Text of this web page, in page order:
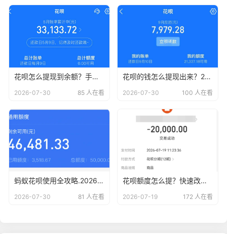
花呗怎么提现到余额？手把手教你正确姿势，小白必看！
2026-07-30 85 人在看
花呗的钱怎么提现出来？2026年最新宝藏攻略，手把手教你快速搞定！
2026-07-30 100 人在看
蚂蚁花呗使用全攻略.2026版最新15种方法解析与风险警示
2026-07-30 81 人在看
花呗额度怎么提？快速改善资金周转的合规方法
2026-07-19 172 人在看